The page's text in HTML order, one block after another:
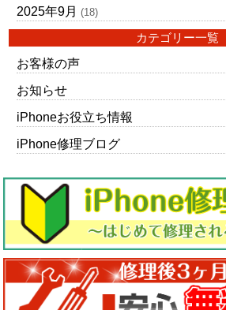
2025年9月 (18)
カテゴリー一覧
お客様の声
お知らせ
iPhoneお役立ち情報
iPhone修理ブログ